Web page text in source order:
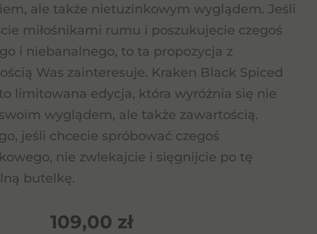
ale także nietuzinkowym wyglądem. Jeśli
miłośnikami rumu i poszukujecie czegoś
i niebanalnego, to ta propozycja z
Was zainteresuje. Kraken Black Spiced
limitowana edycja, która wyróżnia się nie
wyglądem, ale także zawartością.
jeśli chcecie spróbować czegoś
nie zwlekajcie i sięgnijcie po tę
butelkę.
109,00 zł